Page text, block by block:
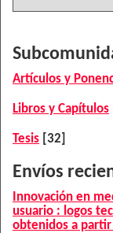
Artículos y
Libros y Capítulos
Tesis [32]
Envíos
Innovación en
usuario : logos
obtenidos a